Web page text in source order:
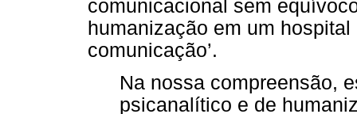
comunicacional sem
humanização em um
comunicação’.
Na nossa compreensão,
psicanalítico e de